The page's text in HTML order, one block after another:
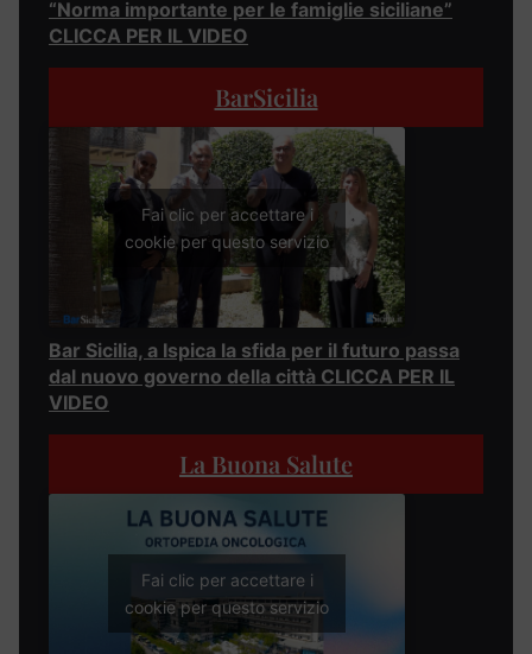
“Norma importante per le famiglie siciliane”
CLICCA PER IL VIDEO
BarSicilia
Fai clic per accettare i
cookie per questo servizio
Bar Sicilia, a Ispica la sfida per il futuro passa
dal nuovo governo della città CLICCA PER IL
VIDEO
La Buona Salute
Fai clic per accettare i
cookie per questo servizio